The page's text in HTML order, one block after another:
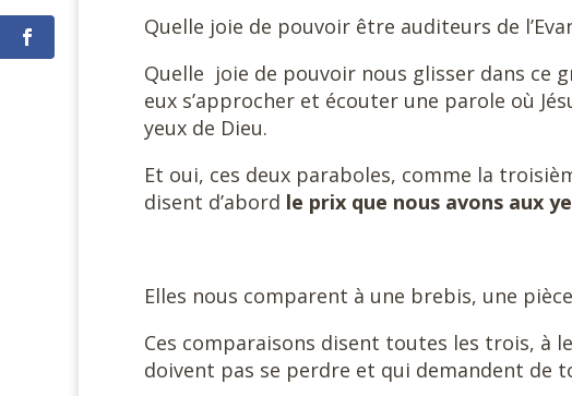
Quelle joie de pouvoir être auditeurs de
Quelle joie de pouvoir nous glisser dans ce
eux s’approcher et écouter une parole où
yeux de Dieu.
Et oui, ces deux paraboles, comme la
disent d’abord le prix que nous avons aux
Elles nous comparent à une brebis, une
Ces comparaisons disent toutes les trois, à
doivent pas se perdre et qui demandent